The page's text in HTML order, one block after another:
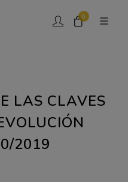
0
LAS CLAVES
2019